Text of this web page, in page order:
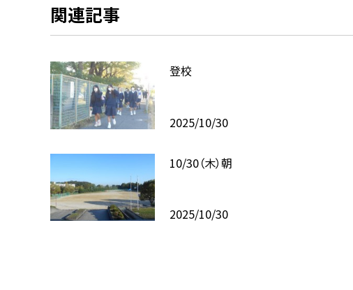
関連記事
登校
2025/10/30
10/30（木）朝
2025/10/30